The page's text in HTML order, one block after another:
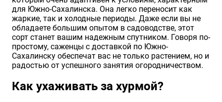
для Южно-Сахалинска. Она легко переносит как
жаркие, так и холодные периоды. Даже если вы не
обладаете большим опытом в садоводстве, этот
сорт станет вашим надежным спутником. Говоря по-
простому, саженцы с доставкой по Южно-
Сахалинску обеспечат вас не только растением, но и
радостью от успешного занятия огородничеством.
Как ухаживать за хурмой?